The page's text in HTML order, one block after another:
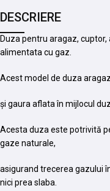
DESCRIERE
Duza pentru aragaz,
alimentata cu gaz.
Acest model de duza
și gaura aflata în mijlocul
Acesta duza este potrivită
gaze naturale,
asigurand trecerea gazului
nici prea slaba.